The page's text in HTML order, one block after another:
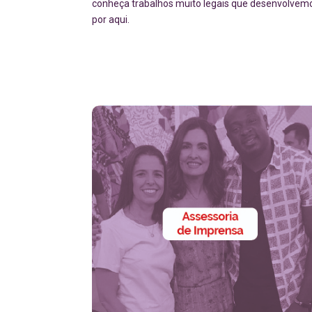
conheça trabalhos muito legais que
por aqui.